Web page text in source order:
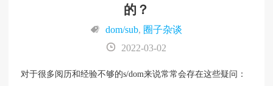
的？
dom/sub, 圈子杂谈
2022-03-02
对于很多阅历和经验不够的s/dom来说常常会存在这些疑问：